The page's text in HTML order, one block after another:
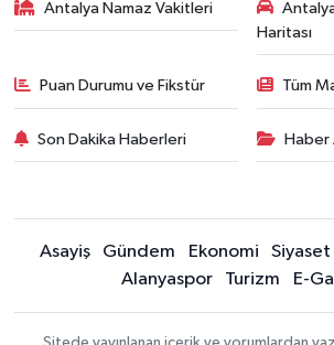
Antalya Namaz Vakitleri
Haritası
Puan Durumu ve Fikstür Tüm
Son Dakika Haberleri Haber
Asayiş Gündem Ekonomi Siyaset
Alanyaspor
Turizm E-